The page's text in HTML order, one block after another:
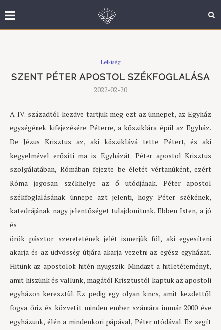
Lelkiség
SZENT PÉTER APOSTOL SZÉKFOGLALÁSA
2022-02-20
A IV. századtól kezdve tartjuk meg ezt az ünnepet, az Egyház
egységének kifejezésére. Péterre, a kősziklára épül az Egyház.
De Jézus Krisztus az, aki kősziklává tette Pétert, és aki
kegyelmével erősíti ma is Egyházát. Péter apostol Krisztus
szolgálatában, Rómában fejezte be életét vértanúként, ezért
Róma jogosan székhelye az ő utódjának. Péter apostol
székfoglalásának ünnepe azt jelenti, hogy Péter székének,
katedrájának nagy jelentőséget tulajdonítunk. Ebben Isten, a jó
és
örök pásztor szeretetének jelét ismerjük föl, aki egyesíteni
akarja és az üdvösség útjára akarja vezetni az egész egyházat.
Hitünk az apostolok hitén nyugszik. Mindazt a hitletéteményt,
amit hiszünk és vallunk, magától Krisztustól kaptuk az apostoli
egyházon keresztül. Ez pedig egy olyan kincs, amit kezdettől
fogva őriz és közvetít minden ember számára immár 2000 éve
egyházunk, élén a mindenkori pápával, Péter utódával. Ez segít